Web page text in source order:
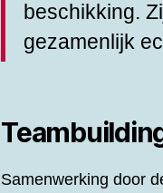
beschikking.
gezamenlijk
Samenwerking door